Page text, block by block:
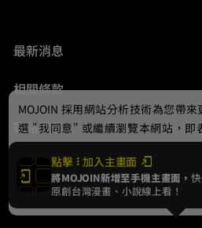
最新消息
相關條款
聯絡我們
© 2024 gamania Digital
點擊 加入主畫面
將MOJOIN新增至手機主畫面，
原創台灣漫畫、小說線上看！
MOJOIN 採用網站分析技術為您帶
選 "我同意" 或繼續瀏覽本網站，即
Cookie，欲瞭解更多資訊請見隱私權
我同意